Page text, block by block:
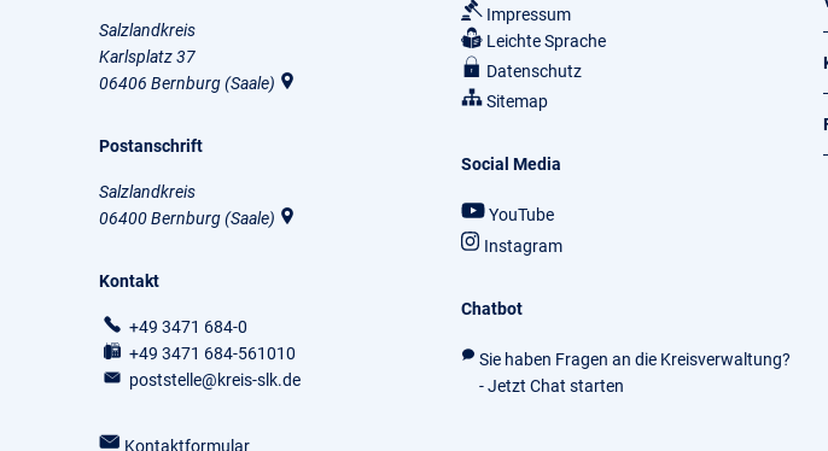
Salzlandkreis
Karlsplatz 37
06406 Bernburg (Saale)
Postanschrift
Salzlandkreis
06400Bernburg (Saale)
Kontakt
+49 3471 684-0
+49 3471 684-561010
poststelle@kreis-slk.de
Kontaktformular
Impressum
Leichte Sprache
Datenschutz
Sitemap
Social Media
YouTube
Instagram
Chatbot
Sie haben Fragen an die Kreisverwaltung?
- Jetzt Chat starten